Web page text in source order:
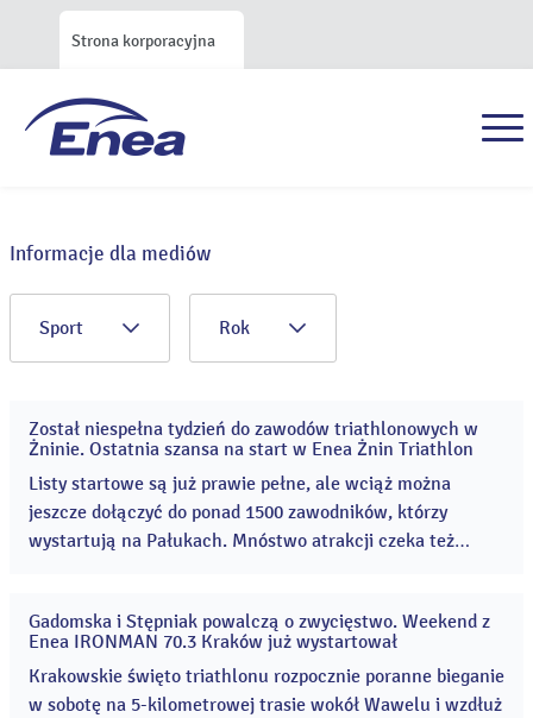
Strona korporacyjna
Informacje dla mediów
Sport Rok
04
sie
Został niespełna tydzień do zawodów triathlonowych w
Żninie. Ostatnia szansa na start w Enea Żnin Triathlon
Listy startowe są już prawie pełne, ale wciąż można
jeszcze dołączyć do ponad 1500 zawodników, którzy
wystartują na Pałukach. Mnóstwo atrakcji czeka też
sportowe, które co roku przyciągają coraz więcej
uczestników i kibiców. ...
31
2026
Gadomska i Stępniak powalczą o zwycięstwo. Weekend z
Enea IRONMAN 70.3 Kraków już wystartował
Krakowskie święto triathlonu rozpocznie poranne bieganie
w sobotę na 5-kilometrowej trasie wokół Wawelu i wzdłuż